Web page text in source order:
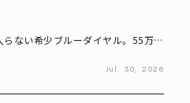
らない希少ブルーダイヤル。55万円
Jul. 30, 2026